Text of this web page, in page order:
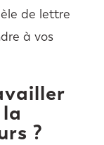
de lettre
à vos
?